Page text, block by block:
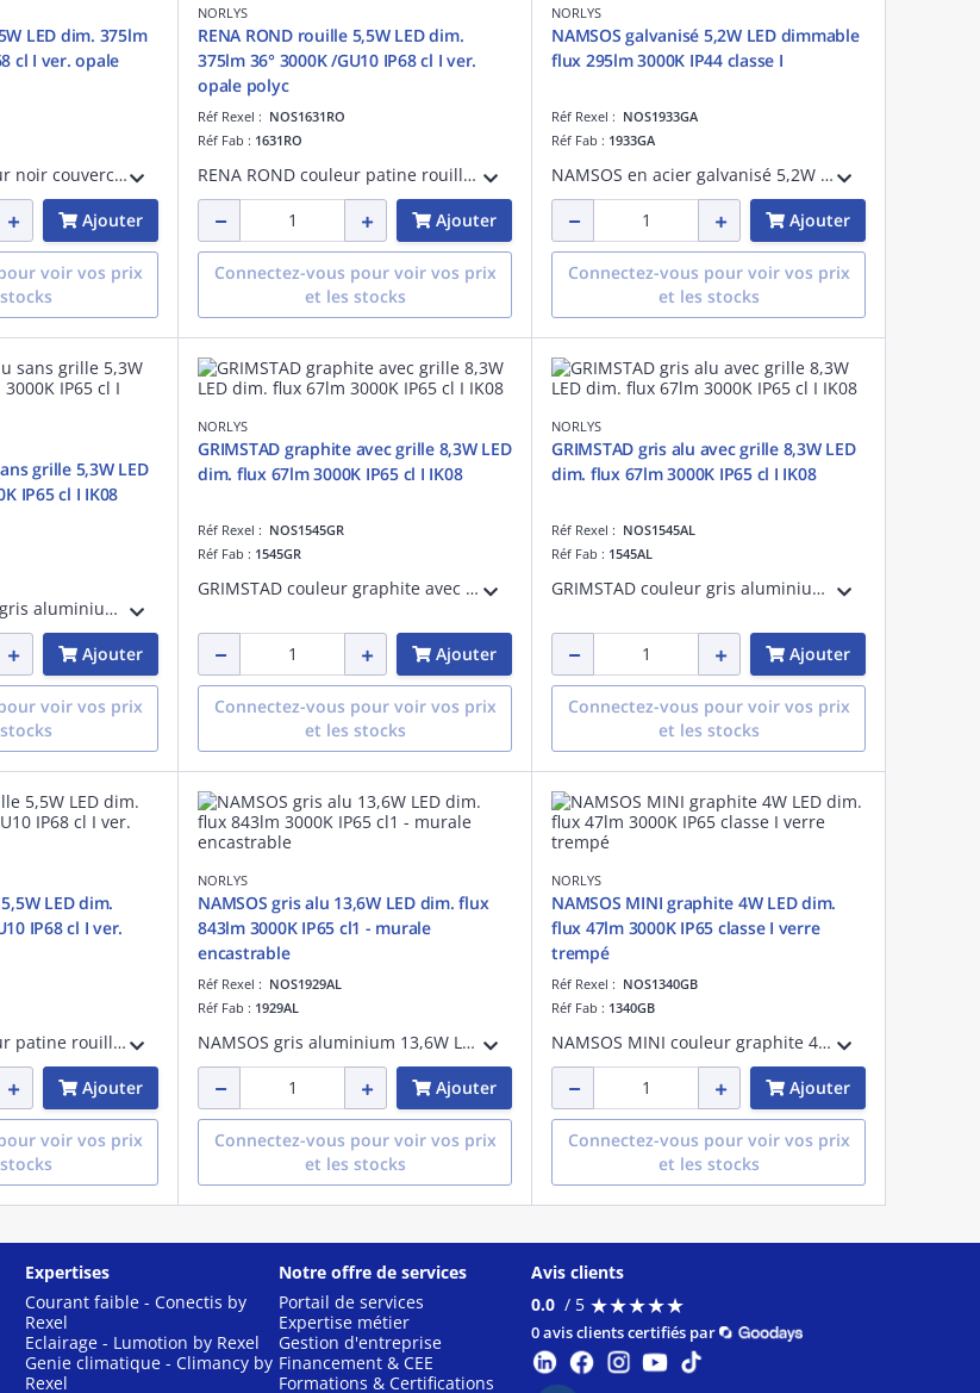
LED dim. 375lm
cl I ver. opale
RENA CARRE couleur noir couvercle 5,5W LED dimmable 375lm 36° 3000K /GU10 IP68 classe I verrerie opale polycarbonate - pré-cablé 3m
Ajouter
voir vos prix
NORLYS
RENA ROND rouille 5,5W LED dim.
375lm 36° 3000K /GU10 IP68 cl I ver.
opale polyc
Réf Rexel : NOS1631RO
Réf Fab : 1631RO
RENA ROND couleur patine rouille couvercle 5,5W LED dimmable 375lm 36° 3000K /GU10 IP68 classe I verrerie opale polycarbonate - pré-cablé 3m
Ajouter
Connectez-vous pour voir vos prix
et les stocks
NORLYS
NAMSOS galvanisé 5,2W LED dimmable
flux 295lm 3000K IP44 classe I
Réf Rexel : NOS1933GA
Réf Fab : 1933GA
NAMSOS en acier galvanisé 5,2W LED dimmable flux utile 295lm 3000K IP44 classe I
Ajouter
Connectez-vous pour voir vos prix
et les stocks
grille 5,3W LED
IP65 cl I IK08
GRIMSTAD couleur gris aluminium sans grille 5,3W LED dimmable flux utile 214lm 3000K IP65 classe I verre trempé IK08 - applique murale encastrable livrée avec boîte d'encastrement
Ajouter
voir vos prix
NORLYS
GRIMSTAD graphite avec grille 8,3W LED
dim. flux 67lm 3000K IP65 cl I IK08
Réf Rexel : NOS1545GR
Réf Fab : 1545GR
GRIMSTAD couleur graphite avec grille 8,3W LED dimmable flux utile 67lm 3000K IP65 classe I verre trempé IK08 - applique murale encastrable livrée avec boîte d'encastrement
Ajouter
Connectez-vous pour voir vos prix
et les stocks
NORLYS
GRIMSTAD gris alu avec grille 8,3W LED
dim. flux 67lm 3000K IP65 cl I IK08
Réf Rexel : NOS1545AL
Réf Fab : 1545AL
GRIMSTAD couleur gris aluminium avec grille 8,3W LED dimmable flux utile 67lm 3000K IP65 classe I verre trempé IK08 - applique murale encastrable livrée avec boîte d'encastrement
Ajouter
Connectez-vous pour voir vos prix
et les stocks
LED dim.
IP68 cl I ver.
RENA CARRE couleur patine rouille couvercle 5,5W LED dimmable 375lm 36° 3000K /GU10 IP68 classe I verrerie opale polycarbonate - pré-cablé 3m
Ajouter
voir vos prix
NORLYS
NAMSOS gris alu 13,6W LED dim. flux
843lm 3000K IP65 cl1 - murale
encastrable
Réf Rexel : NOS1929AL
Réf Fab : 1929AL
NAMSOS gris aluminium 13,6W LED dimmable flux utile 843lm 3000K IP65 classe I verrerie givrée - applique murale encastrable
Ajouter
Connectez-vous pour voir vos prix
et les stocks
NORLYS
NAMSOS MINI graphite 4W LED dim.
flux 47lm 3000K IP65 classe I verre
trempé
Réf Rexel : NOS1340GB
Réf Fab : 1340GB
NAMSOS MINI couleur graphite 4W LED dimmable flux utile 47lm 3000K IP65 classe I verre trempé - applique murale encastrable
Ajouter
Connectez-vous pour voir vos prix
et les stocks
Expertises
Courant faible - Conectis by
Rexel
Eclairage - Lumotion by Rexel
Genie climatique - Climancy by
Rexel
Notre offre de services
Portail de services
Expertise métier
Gestion d'entreprise
Financement & CEE
Formations & Certifications
Avis clients
0.0 / 5 ★★★★★
★★★★★
0 avis clients certifiés par